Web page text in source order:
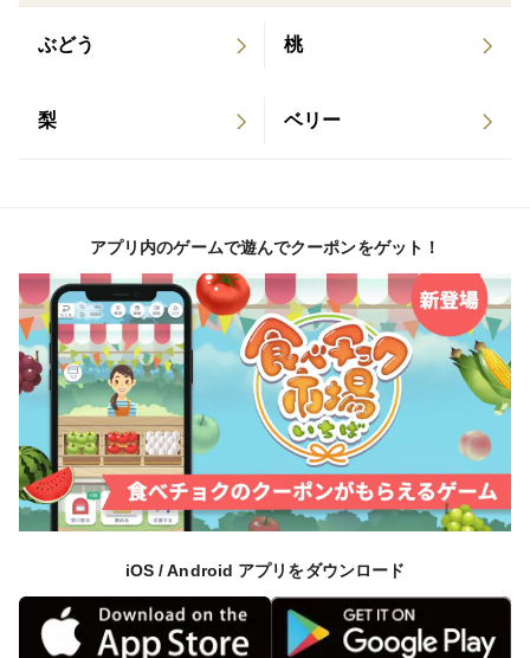
欧州で主流な、自然のチカラを生かした栽培方法をヒン
ん。草刈りも極力せず、土が持つ自然の力で、果実本来
おります。
＜産地の特徴＞
「日本一のさくらんぼ」で知られる山形県東根市、また
は河北町
豊かな土壌と恵まれた山形盆地の環境により甘味が強く
えぐみのない本当においしい果実を皆様に食べていただ
きたいです。
ぶどう 桃
梨 ベリー
アプリ内のゲームで遊んでクーポンをゲット！
iOS / Android アプリをダウンロード